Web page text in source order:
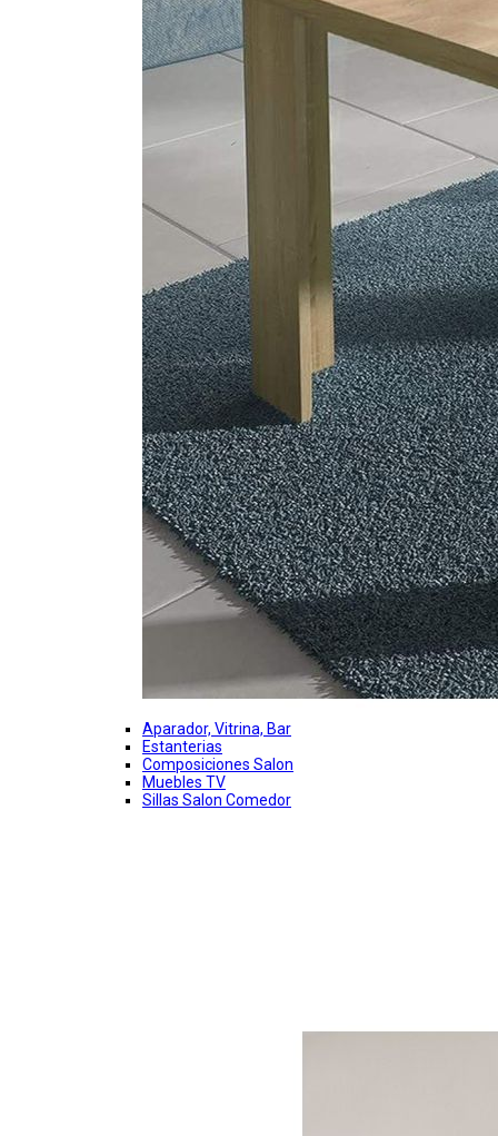
Aparador, Vitrina, Bar
Estanterias
Composiciones Salon
Muebles TV
Sillas Salon Comedor